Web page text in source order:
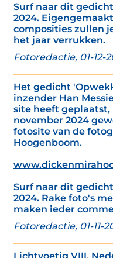
Surf naar dit
2024.
composities zullen
het jaar verrukken.
Fotoredactie, 01-12-
Het gedicht
inzender Han
site heeft
november 2024
fotosite van de
Hoogenboom.
Surf naar dit
2024. Rake foto's
maken ieder
Fotoredactie, 01-11-